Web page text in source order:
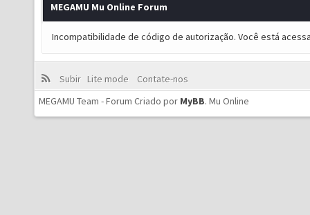
MEGAMU Mu Online Forum
Incompatibilidade de código de autorização. Você está
Subir Lite mode
Contate-nos
MEGAMU Team - Forum Criado por MyBB. Mu Online